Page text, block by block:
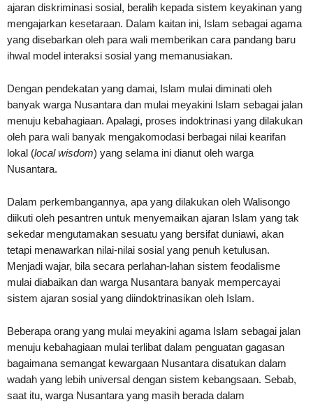
ajaran diskriminasi sosial, beralih kepada sistem keyakinan yang
mengajarkan kesetaraan. Dalam kaitan ini, Islam sebagai agama
yang disebarkan oleh para wali memberikan cara pandang baru
ihwal model interaksi sosial yang memanusiakan.
Dengan pendekatan yang damai, Islam mulai diminati oleh
banyak warga Nusantara dan mulai meyakini Islam sebagai jalan
menuju kebahagiaan. Apalagi, proses indoktrinasi yang dilakukan
oleh para wali banyak mengakomodasi berbagai nilai kearifan
lokal (local wisdom) yang selama ini dianut oleh warga
Nusantara.
Dalam perkembangannya, apa yang dilakukan oleh Walisongo
diikuti oleh pesantren untuk menyemaikan ajaran Islam yang tak
sekedar mengutamakan sesuatu yang bersifat duniawi, akan
tetapi menawarkan nilai-nilai sosial yang penuh ketulusan.
Menjadi wajar, bila secara perlahan-lahan sistem feodalisme
mulai diabaikan dan warga Nusantara banyak mempercayai
sistem ajaran sosial yang diindoktrinasikan oleh Islam.
Beberapa orang yang mulai meyakini agama Islam sebagai jalan
menuju kebahagiaan mulai terlibat dalam penguatan gagasan
bagaimana semangat kewargaan Nusantara disatukan dalam
wadah yang lebih universal dengan sistem kebangsaan. Sebab,
saat itu, warga Nusantara yang masih berada dalam